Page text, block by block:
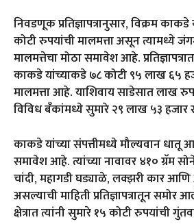
निवडणूक प्रतिज्ञापत्रानुसार, विक्रम
कोटी रुपयांची मालमत्ता असून त्यामध्ये
मालमत्तेचा मोठा समावेश आहे.
काकडे यांच्याकडे ७८ कोटी ९५ लाख ६५
मालमत्ता आहे. याशिवाय साडेसात लाख
विविध बँकांमध्ये सुमारे २९ लाख ५३
काकडे यांच्या संपत्तीमध्ये मौल्यवान धातू
समावेश आहे. त्यांच्या नावावर ४१० ग्रॅम
चांदी, महागडी घड्याळे, लक्झरी कार
असल्याची माहिती प्रतिज्ञापत्रातून
क्षेत्रात त्यांनी सुमारे १५ कोटी रुपयांची